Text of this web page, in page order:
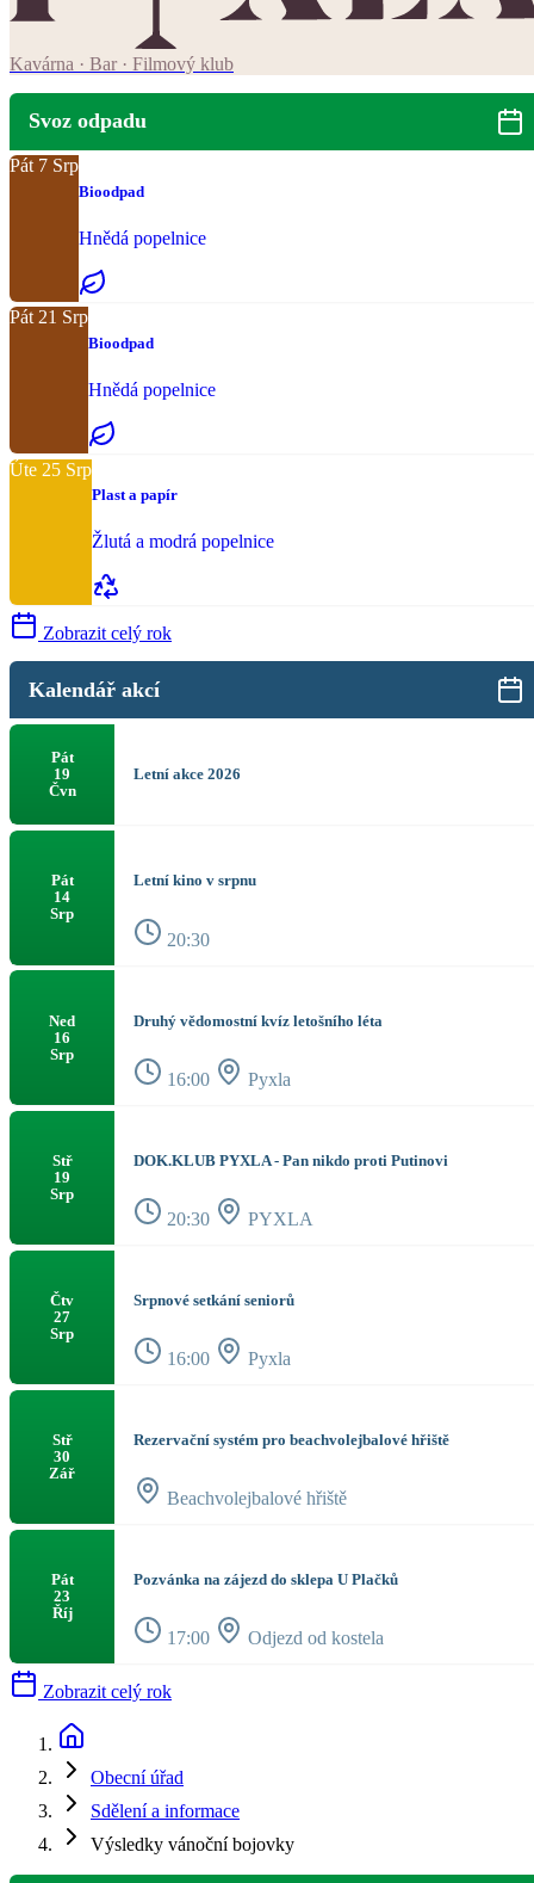
Kavárna · Bar · Filmový klub
Svoz odpadu
Pát 7 Srp
Bioodpad
Hnědá popelnice
Pát 21 Srp
Bioodpad
Hnědá popelnice
Úte 25 Srp
Plast a papír
Žlutá a modrá popelnice
Zobrazit celý rok
Kalendář akcí
Pát
19
Čvn
Letní akce 2026
Pát
14
Srp
Letní kino v srpnu
20:30
Ned
16
Srp
Druhý vědomostní kvíz letošního léta
16:00 Pyxla
Stř
19
Srp
DOK.KLUB PYXLA - Pan nikdo proti Putinovi
20:30 PYXLA
Čtv
27
Srp
Srpnové setkání seniorů
16:00 Pyxla
Stř
30
Zář
Rezervační systém pro beachvolejbalové hřiště
Beachvolejbalové hřiště
Pát
23
Říj
Pozvánka na zájezd do sklepa U Plačků
17:00 Odjezd od kostela
Zobrazit celý rok
Obecní úřad
Sdělení a informace
Výsledky vánoční bojovky